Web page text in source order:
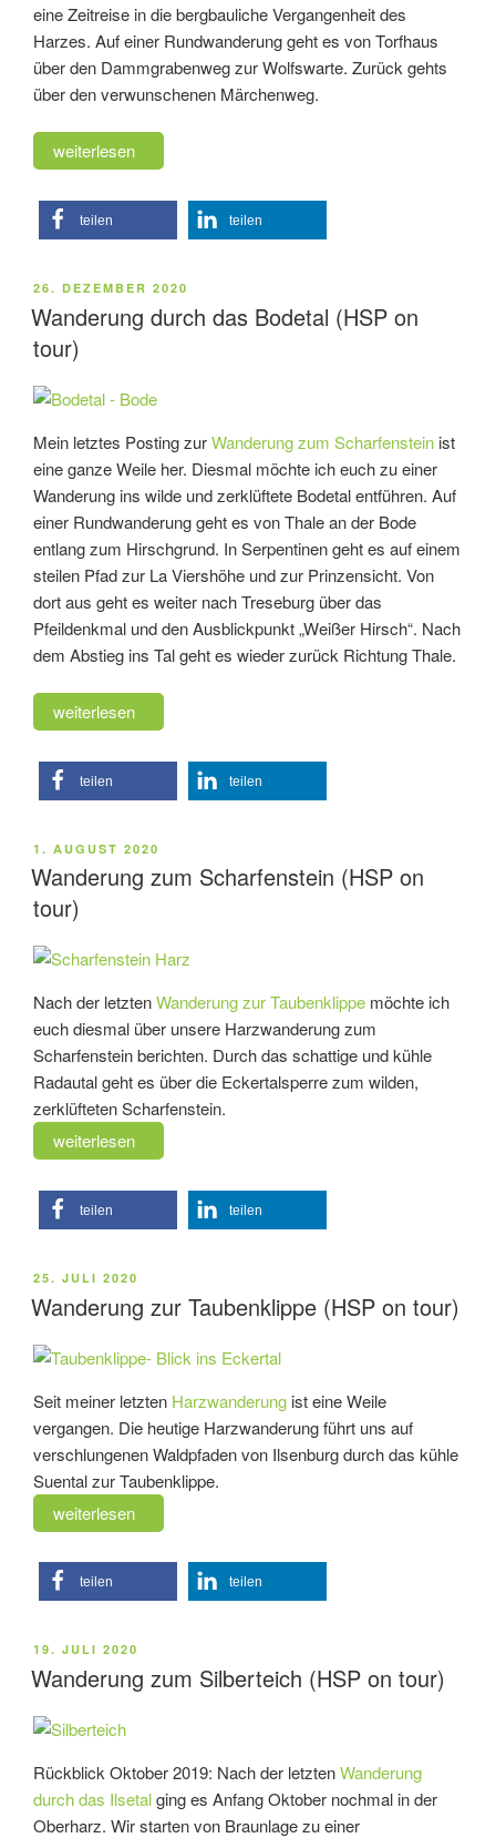
eine Zeitreise in die bergbauliche Vergangenheit des
Harzes. Auf einer Rundwanderung geht es von Torfhaus
über den Dammgrabenweg zur Wolfswarte. Zurück gehts
über den verwunschenen Märchenweg.
„Wanderung
am
Dammgrabenweg
(HSP
tour)“
weiterlesen
teilen teilen
VERÖFFENTLICHT
AM
26. DEZEMBER 2020
Wanderung durch das Bodetal (HSP on
tour)
Mein letztes Posting zurWanderung zum Scharfenstein ist
eine ganze Weile her. Diesmal möchte ich euch zu einer
Wanderung ins wilde und zerklüftete Bodetal entführen. Auf
einer Rundwanderung geht es von Thale an der Bode
entlang zum Hirschgrund. In Serpentinen geht es auf einem
steilen Pfad zur La Viershöhe und zur Prinzensicht. Von
dort aus geht es weiter nach Treseburg über das
Pfeildenkmal und den Ausblickpunkt „Weißer Hirsch“. Nach
dem Abstieg ins Tal geht es wieder zurück Richtung Thale.
„Wanderung
durch
das
Bodetal
on
tour)“
weiterlesen
teilen teilen
VERÖFFENTLICHT
AM
1. AUGUST 2020
Wanderung zum Scharfenstein (HSP on
tour)
Nach der letztenWanderung zur Taubenklippe möchte ich
euch diesmal über unsere Harzwanderung zum
Scharfenstein berichten. Durch das schattige und kühle
Radautal geht es über die Eckertalsperre zum wilden,
zerklüfteten Scharfenstein.
„Wanderung
zum
Scharfenstein
(HSP
tour)“
weiterlesen
teilen teilen
VERÖFFENTLICHT
AM
25. JULI 2020
Wanderung zur Taubenklippe (HSP on tour)
Seit meiner letzten Harzwanderung ist eine Weile
vergangen. Die heutige Harzwanderung führt uns auf
verschlungenen Waldpfaden von Ilsenburg durch das kühle
Suental zur Taubenklippe.
„Wanderung
zur
Taubenklippe
(HSP
tour)“
weiterlesen
teilen teilen
VERÖFFENTLICHT
AM
19. JULI 2020
Wanderung zum Silberteich (HSP on tour)
Rückblick Oktober 2019: Nach der letztenWanderung
durch das Ilsetalging es Anfang Oktober nochmal in der
Oberharz. Wir starten von Braunlage zu einer